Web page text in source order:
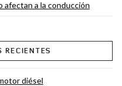
afectan a la conducción
RECIENTES
diésel